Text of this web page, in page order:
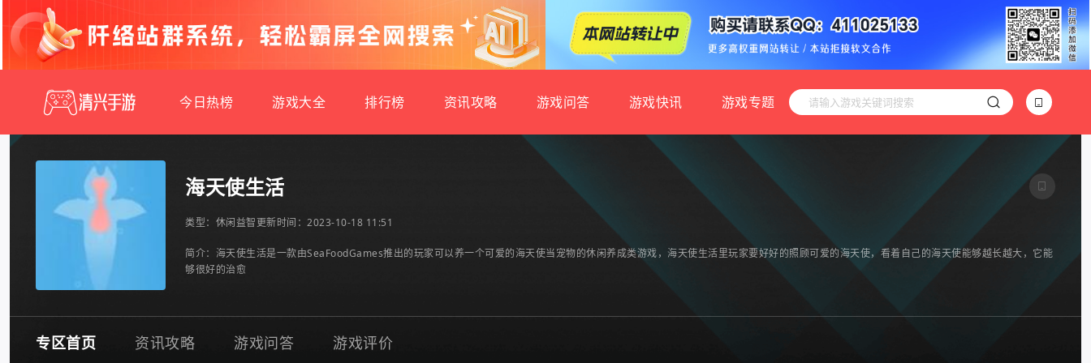
今日热榜 游戏大全 排行榜 资讯攻略 游戏问答 游戏快讯 游戏专题
海天使生活
类型： 休闲益智更新时间：2023-10-18 11:51
简介：海天使生活是一款由SeaFoodGames推出的玩家可以养一个可爱的海天使当宠物的休闲养成类游戏，海天使生活里玩家要好好的照顾可爱的海天使，看着自己的海天使能够越长越大，它能
够很好的治愈
专区首页 资讯攻略 游戏问答 游戏评价